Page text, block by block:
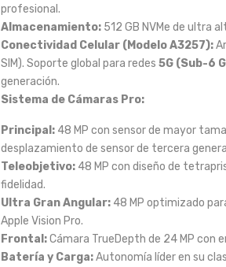
profesional.
Almacenamiento: 512 GB NVMe de ultra
Conectividad Celular (Modelo A3257):
SIM). Soporte global para redes 5G (Sub-6
generación.
Sistema de Cámaras Pro:
Principal: 48 MP con sensor de mayor
desplazamiento de sensor de tercera
Teleobjetivo: 48 MP con diseño de
fidelidad.
Ultra Gran Angular: 48 MP optimizado
Apple Vision Pro.
Frontal:Cámara TrueDepth de 24 MP con
Batería y Carga:Autonomía líder en su